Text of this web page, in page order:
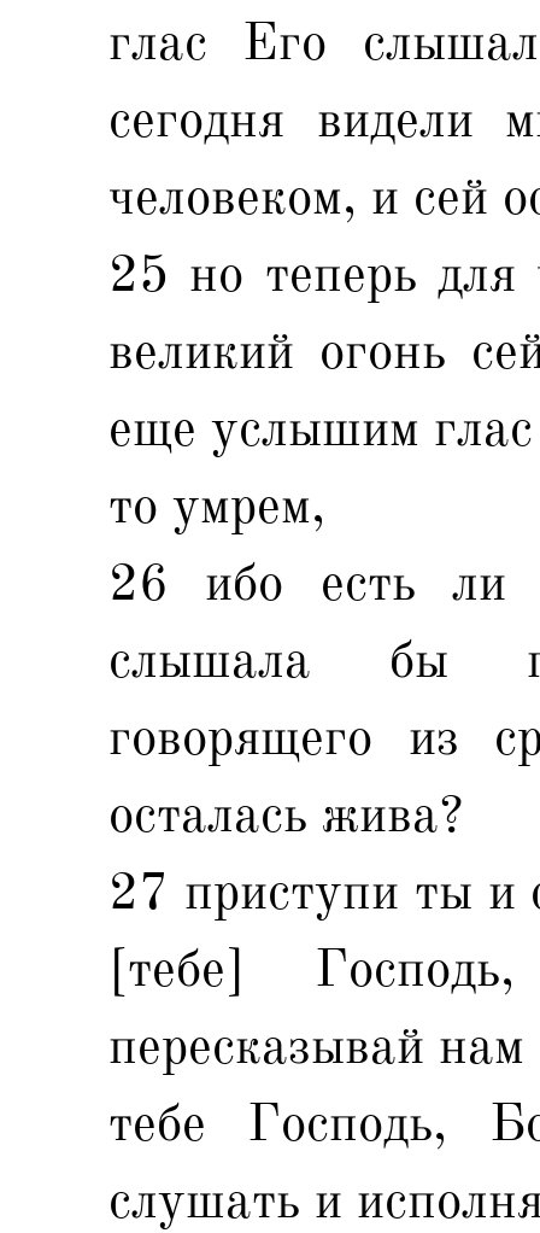
глас Его
сегодня видели
человеком, и сей
25 но теперь для
великий огонь
еще услышим
то умрем,
26 ибо есть ли
слышала бы
говорящего из
осталась жива?
27 приступи ты и
[тебе]
пересказывай нам
тебе Господь,
слушать и